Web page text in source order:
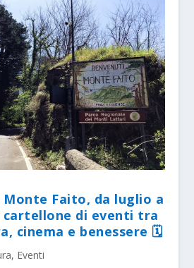
Monte Faito, da luglio a
di eventi tra
cinema e benessere 🗓
, Eventi